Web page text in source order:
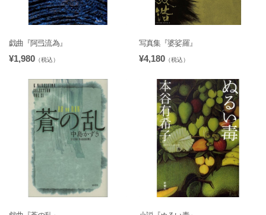
戯曲『阿弖流為』
¥1,980 （税込）
写真集『婆娑羅』
¥4,180 （税込）